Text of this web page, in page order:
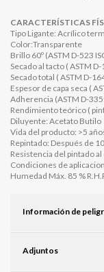
CARACTERÍSTICAS
Tipo Ligante: Acrílico
Color:Transparente
Brillo 60º (ASTM D-523
Secado al tacto ( ASTM
Secado total ( ASTM D-
Espesor de capa seca (
Adherencia (ASTM D-
Rendimiento teórico (
Diluyente: Acetato Butilo
Vida del producto: >5
Repintado: Después de
Resistencia del pintado al
Condiciones de
Humedad Máx. 85 %
Información de
Adjuntos